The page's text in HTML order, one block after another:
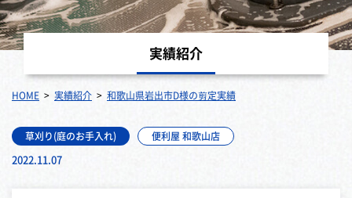
実績紹介
HOME 実績紹介 和歌山県岩出市D様の剪定実績
草刈り(庭のお手入れ) 便利屋 和歌山店
2022.11.07